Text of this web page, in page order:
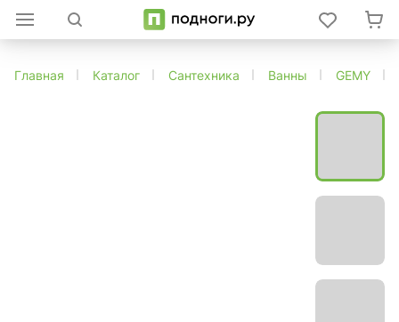
Главная Каталог Сантехника Ванны GEMY